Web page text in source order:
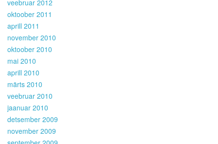
veebruar 2012
oktoober 2011
aprill 2011
november 2010
oktoober 2010
mai 2010
aprill 2010
märts 2010
veebruar 2010
jaanuar 2010
detsember 2009
november 2009